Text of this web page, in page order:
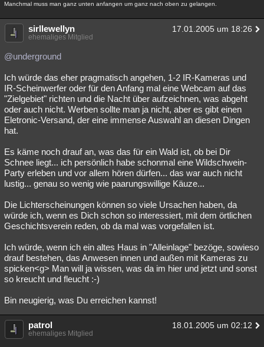
Manchmal muss man ganz unten anfangen um ganz nach oben zu gelangen.
sirllewellyn 17.01.2005 um 18:26
ehemaliges Mitglied
@underground
Ich würde das eher pragmatisch angehen, 1-2 IR-Kameras und
IR-Scheinwerfer oder für den Anfang mal eine Webcam auf das
"Zielgebiet" richten und die Nacht über aufzeichnen, was abgeht
oder auch nicht. Werben sollte man ja nicht, aber es gibt einen
Eletronic-Versand, der eine immense Auswahl an diesen Dingen
hat.
Es käme noch drauf an, was das für ein Wald ist, ob bei Dir
Schnee liegt... ich persönlich habe schonmal eine Wildschwein-
Party erleben und vor allem hören dürfen... das war auch nicht
lustig... genau so wenig wie paarungswillige Käuze...
Die Lichterscheinungen können so viele Ursachen haben, da
würde ich, wenn es Dich schon so interessiert, mit dem örtlichen
Geschichtsverein reden, ob da mal was vorgefallen ist.
Ich würde, wenn ich ein altes Haus in "Alleinlage" bezöge, sowieso
drauf bestehen, das Anwesen innen und außen mit Kameras zu
spicken<g> Man will ja wissen, was da im hier und jetzt und sonst
so kreucht und fleucht :-)
Bin neugierig, was Du erreichen kannst!
patrol 18.01.2005 um 02:12
ehemaliges Mitglied